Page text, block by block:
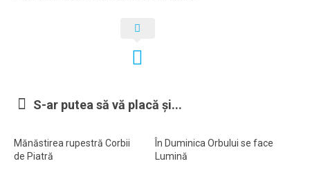
S-ar putea să vă placă și...
Mănăstirea rupestră Corbii
de Piatră
În Duminica Orbului se face
Lumină